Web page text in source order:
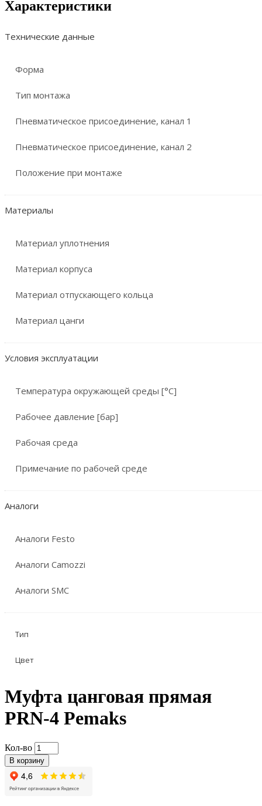
Характеристики
Технические данные
Форма
Тип монтажа
Пневматическое присоединение, канал 1
Пневматическое присоединение, канал 2
Положение при монтаже
Материалы
Материал уплотнения
Материал корпуса
Материал отпускающего кольца
Материал цанги
Условия эксплуатации
Температура окружающей среды [°C]
Рабочее давление [бар]
Рабочая среда
Примечание по рабочей среде
Аналоги
Аналоги Festo
Аналоги Camozzi
Аналоги SMC
Тип
Цвет
Муфта цанговая прямая
PRN-4 Pemaks
Кол-во
В корзину